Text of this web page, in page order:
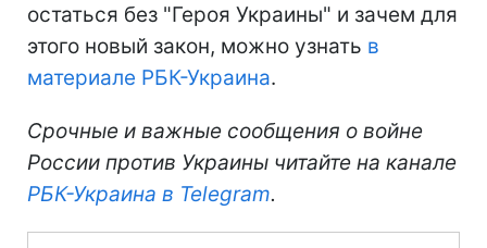
остаться без "Героя Украины" и зачем для
этого новый закон, можно узнать в
материале РБК-Украина.
Срочные и важные сообщения о войне
России против Украины читайте на канале
РБК-Украина в Telegram.